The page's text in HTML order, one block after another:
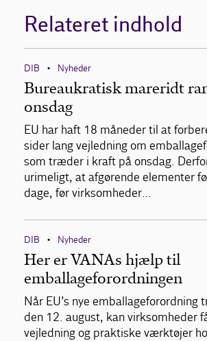
Relateret indhold
DIB • Nyheder
Bureaukratisk mareridt
onsdag
EU har haft 18 måneder til at
sider lang vejledning om
som træder i kraft på onsdag.
urimeligt, at afgørende elementer
dage, før virksomheder…
DIB • Nyheder
Her er VANAs hjælp til
emballageforordningen
Når EU’s nye
den 12. august, kan virksomheder
vejledning og praktiske værktøjer